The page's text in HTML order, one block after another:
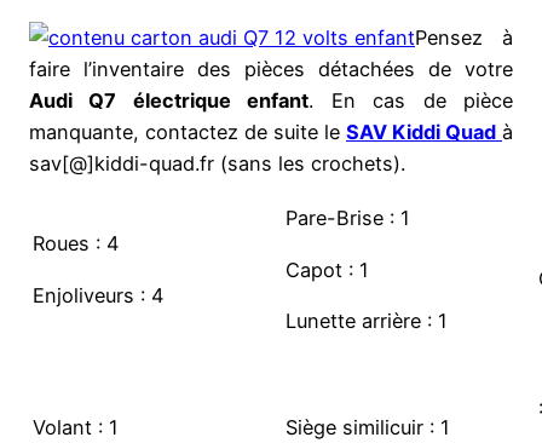
Pensez à
faire l’inventaire des pièces détachées de votre
Audi Q7 électrique enfant. En cas de pièce
manquante, contactez de suite le SAV Kiddi Quad à
sav[@]kiddi-quad.fr (sans les crochets).
Roues : 4
Enjoliveurs : 4
Pare-Brise : 1
Capot : 1
Lunette arrière : 1
Volant : 1 Siège similicuir : 1